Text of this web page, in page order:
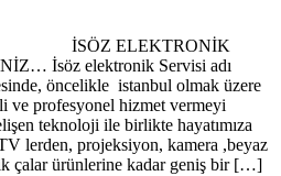
İSÖZ ELEKTRONİK
İsöz elektronik Servisi adı
öncelikle istanbul olmak üzere
profesyonel hizmet vermeyi
teknoloji ile birlikte hayatımıza
lerden, projeksiyon, kamera ,beyaz
çalar ürünlerine kadar geniş bir […]